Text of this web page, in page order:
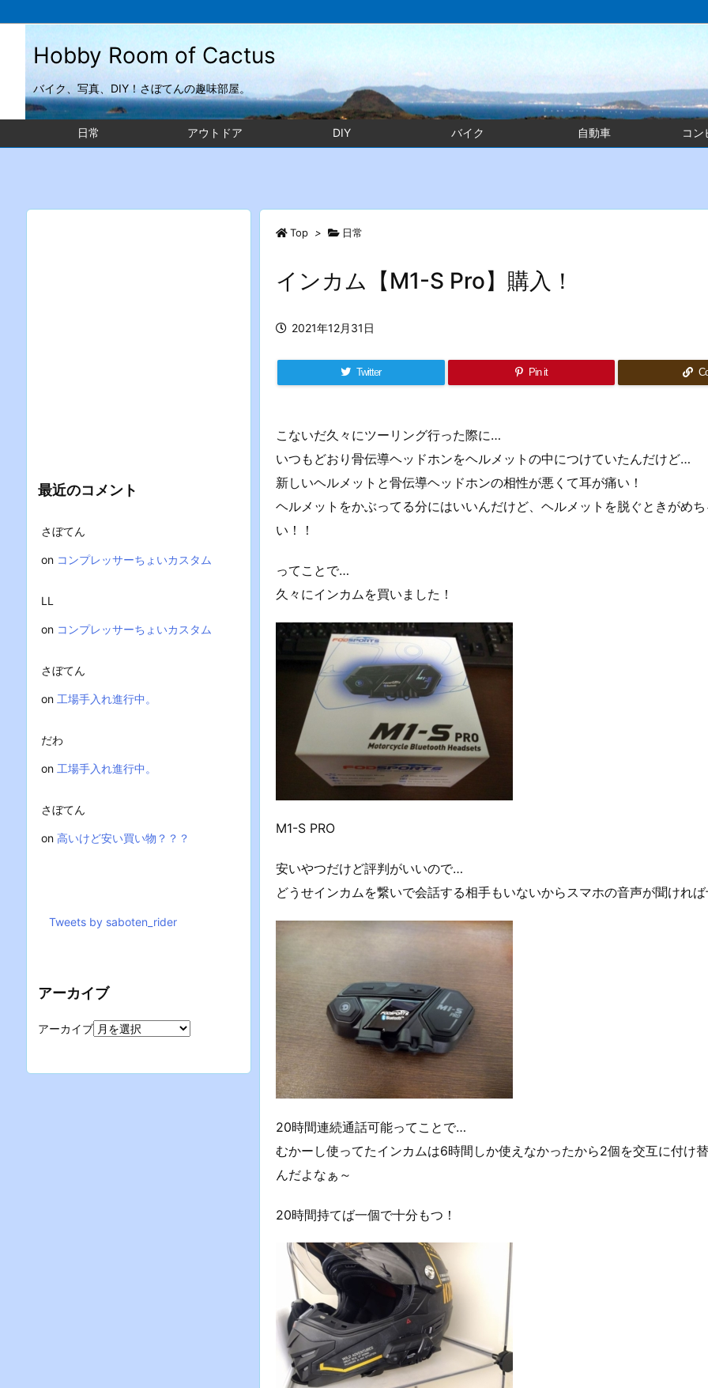
Hobby Room of Cactus
バイク、写真、DIY！さぼてんの趣味部屋。
日常 アウトドア DIY バイク 自動車 コン
Top > 日常
インカム【M1-S Pro】購入！
2021年12月31日
Twitter Pin it
こないだ久々にツーリング行った際に…
いつもどおり骨伝導ヘッドホンをヘルメットの中につけていたんだけど…
新しいヘルメットと骨伝導ヘッドホンの相性が悪くて耳が痛い！
ヘルメットをかぶってる分にはいいんだけど、ヘルメットを脱ぐときがめ
い！！
ってことで…
久々にインカムを買いました！
M1-S PRO
安いやつだけど評判がいいので…
どうせインカムを繋いで会話する相手もいないからスマホの音声が聞けれ
20時間連続通話可能ってことで…
むかーし使ってたインカムは6時間しか使えなかったから2個を交互に付け
んだよなぁ～
20時間持てば一個で十分もつ！
最近のコメント
さぼてん
on コンプレッサーちょいカスタム
LL
on コンプレッサーちょいカスタム
さぼてん
on 工場手入れ進行中。
だわ
on 工場手入れ進行中。
さぼてん
on 高いけど安い買い物？？？
Tweets by saboten_rider
アーカイブ
アーカイブ